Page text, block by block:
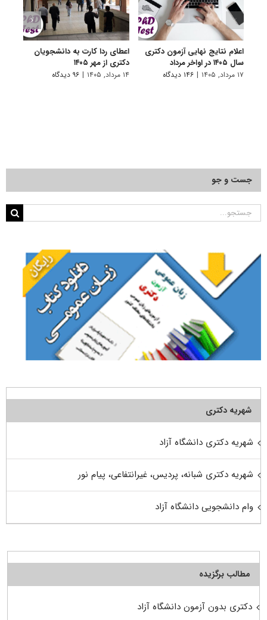
اعلام نتایج نهایی آزمون دکتری
سال ۱۴۰۵ در اواخر مرداد
۱۷ مرداد, ۱۴۰۵ | ۱۴۶ دیدگاه
اعطای ردا کارت به دانشجویان
دکتری از مهر ۱۴۰۵
۱۴ مرداد, ۱۴۰۵ | ۹۶ دیدگاه
جست و جو
جستجو
شهریه دکتری
شهریه دکتری دانشگاه آزاد
شهریه دکتری شبانه، پردیس، غیرانتفاعی، پیام نور
وام دانشجویی دانشگاه آزاد
مطالب برگزیده
دکتری بدون آزمون دانشگاه آزاد